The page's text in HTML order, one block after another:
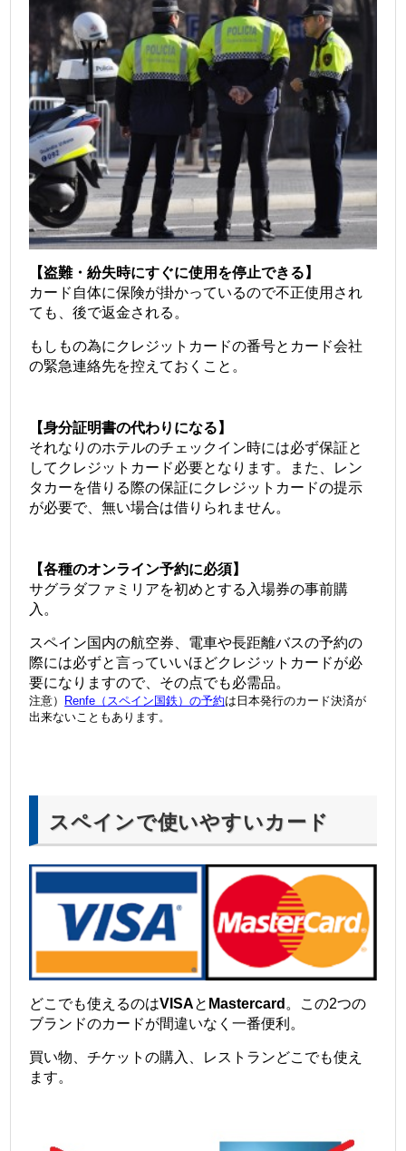
【盗難・紛失時にすぐに使用を停止できる】
カード自体に保険が掛かっているので不正使用され
ても、後で返金される。
もしもの為にクレジットカードの番号とカード会社
の緊急連絡先を控えておくこと。
【身分証明書の代わりになる】
それなりのホテルのチェックイン時には必ず保証と
してクレジットカード必要となります。
また、レン
タカーを借りる際の保証にクレジットカードの提示
が必要で、無い場合は借りられません。
【各種のオンライン予約に必須】
サグラダファミリアを初めとする入場券の事前購
入。
スペイン国内の航空券、電車や長距離バスの予約の
際には必ずと言っていいほどクレジットカードが必
要になりますので、その点でも必需品。
注意） Renfe（スペイン国鉄）の予約は日本発行のカード決済が
出来ないこともあります。
スペインで使いやすいカード
どこでも使えるのはVISAと Mastercard 。この2つの
ブランドのカードが間違いなく一番便利。
買い物、チケットの購入、レストランどこでも使え
ます。